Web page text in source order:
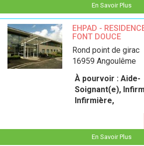
En Savoir Plus
EHPAD -
FONT DOUCE
Rond point de girac
16959 Angoulême
À pourvoir : Aide-
Soignant(e),
Infirmière,
En Savoir Plus